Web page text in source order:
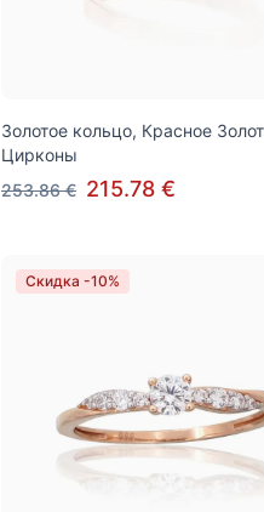
Золотое кольцо, Красное
Цирконы
253.86 € 215.78 €
Скидка -10%